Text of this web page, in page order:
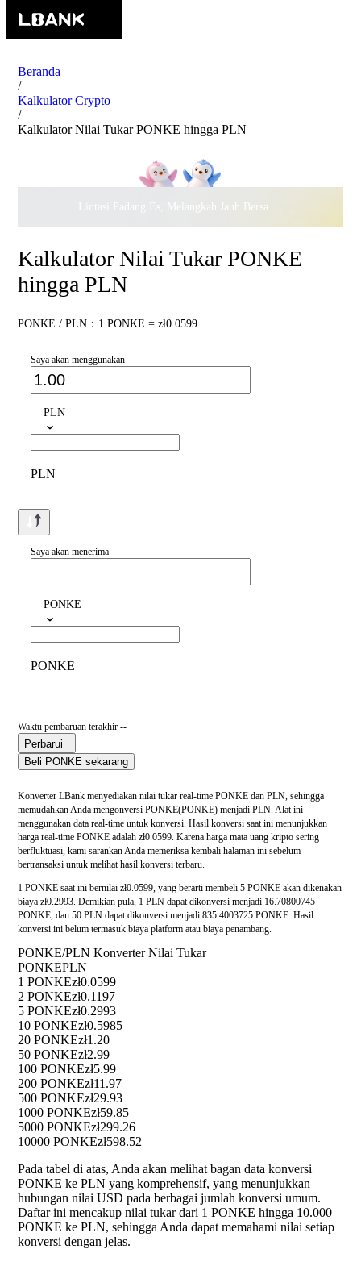
Beranda
/
Kalkulator Crypto
/
Kalkulator Nilai Tukar PONKE hingga PLN
Lintasi Padang Es, Melangkah Jauh Bersama · Rayakan
Kalkulator Nilai Tukar PONKE
hingga PLN
PONKE / PLN：1 PONKE = zł0.0599
Saya akan menggunakan
PLN
PLN
Saya akan menerima
PONKE
PONKE
Waktu pembaruan terakhir --
Perbarui
Beli PONKE sekarang
Konverter LBank menyediakan nilai tukar real-time PONKE dan PLN, sehingga
memudahkan Anda mengonversi PONKE(PONKE) menjadi PLN. Alat ini
menggunakan data real-time untuk konversi. Hasil konversi saat ini menunjukkan
harga real-time PONKE adalah zł0.0599. Karena harga mata uang kripto sering
berfluktuasi, kami sarankan Anda memeriksa kembali halaman ini sebelum
bertransaksi untuk melihat hasil konversi terbaru.
1 PONKE saat ini bernilai zł0.0599, yang berarti membeli 5 PONKE akan dikenakan
biaya zł0.2993. Demikian pula, 1 PLN dapat dikonversi menjadi 16.70800745
PONKE, dan 50 PLN dapat dikonversi menjadi 835.4003725 PONKE. Hasil
konversi ini belum termasuk biaya platform atau biaya penambang.
PONKE/PLN Konverter Nilai Tukar
PONKEPLN
1 PONKEzł0.0599
2 PONKEzł0.1197
5 PONKEzł0.2993
10 PONKEzł0.5985
20 PONKEzł1.20
50 PONKEzł2.99
100 PONKEzł5.99
200 PONKEzł11.97
500 PONKEzł29.93
1000 PONKEzł59.85
5000 PONKEzł299.26
10000 PONKEzł598.52
Pada tabel di atas, Anda akan melihat bagan data konversi
PONKE ke PLN yang komprehensif, yang menunjukkan
hubungan nilai USD pada berbagai jumlah konversi umum.
Daftar ini mencakup nilai tukar dari 1 PONKE hingga 10.000
PONKE ke PLN, sehingga Anda dapat memahami nilai setiap
konversi dengan jelas.